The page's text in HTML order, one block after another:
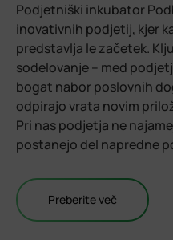
Podjetniški inkubator
inovativnih podjetij, kjer
predstavlja le začetek.
sodelovanje – med
bogat nabor poslovnih
odpirajo vrata novim
Pri nas podjetja ne
postanejo del napredne
Preberite več